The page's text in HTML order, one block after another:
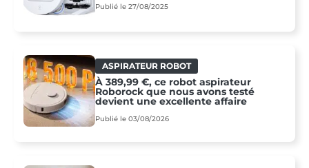
Publié le 27/08/2025
ASPIRATEUR ROBOT
À 389,99 €, ce robot aspirateur
Roborock que nous avons testé
devient une excellente affaire
Publié le 03/08/2026